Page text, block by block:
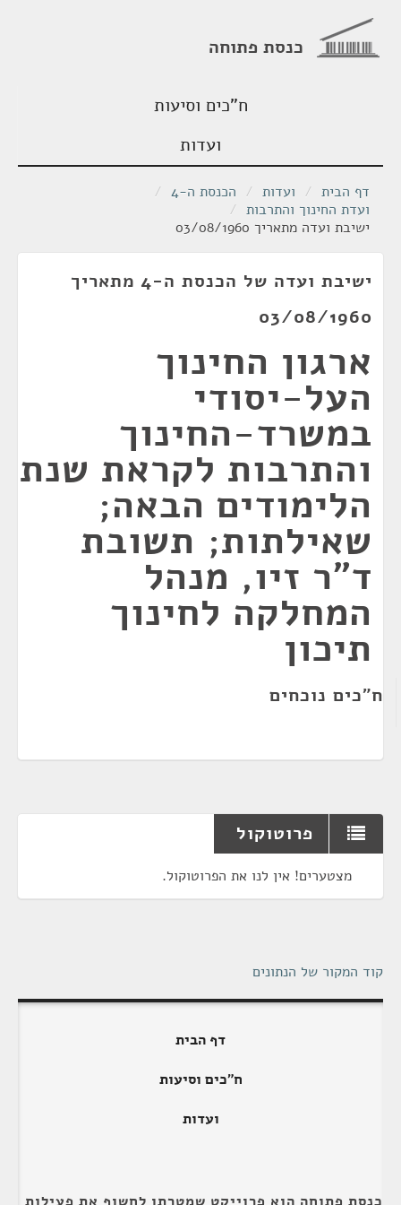
כנסת פתוחה
ח"כים וסיעות
ועדות
דף הבית / ועדות / הכנסת ה-4
/
ועדת החינוך והתרבות /
ישיבת ועדה מתאריך 03/08/1960
ישיבת ועדה של הכנסת ה-4 מתאריך
03/08/1960
ארגון החינוך
העל-יסודי
במשרד-החינוך
והתרבות לקראת שנת
הלימודים הבאה;
שאילתות; תשובת
ד"ר זיו, מנהל
המחלקה לחינוך
תיכון
ח"כים נוכחים
פרוטוקול
מצטערים! אין לנו את הפרוטוקול.
קוד המקור של הנתונים
דף הבית
ח"כים וסיעות
ועדות